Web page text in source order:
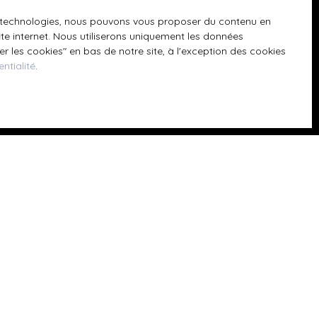
notre
nous pouvons vous proposer du contenu en
internet. Nous utiliserons uniquement les données
les cookies″ en bas de notre site, à l'exception des cookies
.